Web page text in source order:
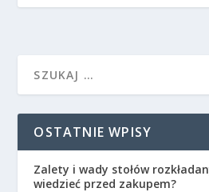
OSTATNIE WPISY
Zalety i wady stołów
wiedzieć przed zakupem?